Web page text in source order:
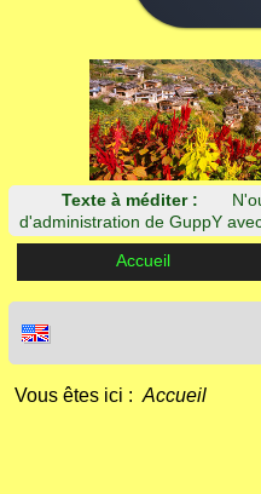
Texte à méditer :
d'administration de GuppY
Accueil
Vous êtes ici : Accueil